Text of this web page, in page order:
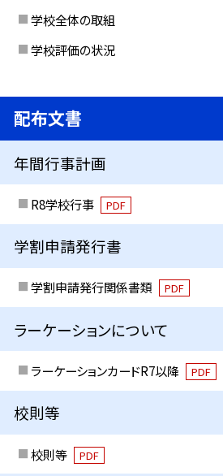
学校全体の取組
学校評価の状況
配布文書
年間行事計画
R8学校行事 PDF
学割申請発行書
学割申請発行関係書類 PDF
ラーケーションについて
ラーケーションカードR7以降 PDF
校則等
校則等 PDF